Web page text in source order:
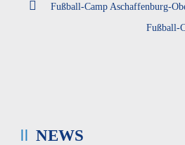
Fußball-Camp Aschaffenburg-
Fußball-
NEWS